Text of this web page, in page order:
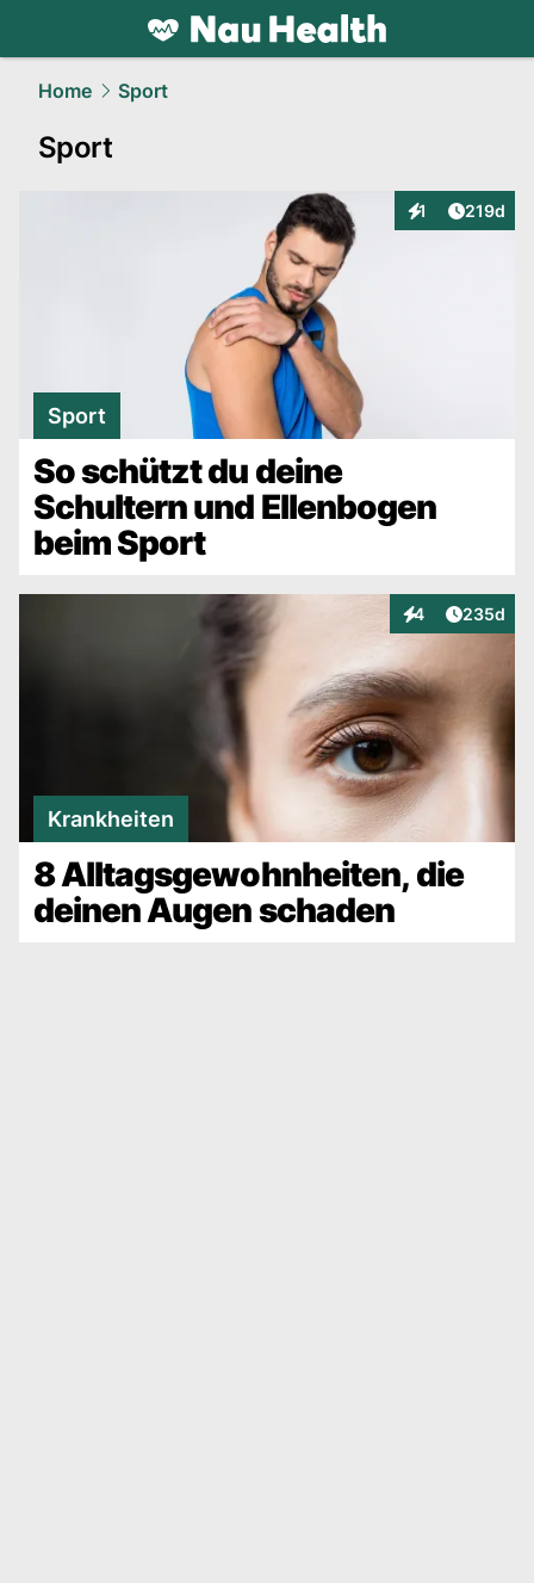
health.NAU.ch
Home Sport
Sport
1
Interaktionen
Artikel
219d
Sport
So schützt du deine
Schultern und Ellenbogen
beim Sport
4
Interaktionen
Artikel
235d
Krankheiten
8 Alltagsgewohnheiten, die
deinen Augen schaden